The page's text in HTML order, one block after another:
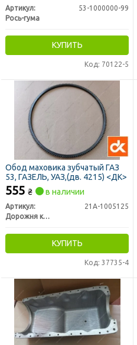
Артикул:
53-1000000-99
Рось-гума
КУПИТЬ
Код: 70122-5
Обод маховика зубчатый ГАЗ
53, ГАЗЕЛЬ, УАЗ,(дв. 4215) <ДК>
555 ₴ в наличии
Артикул:
21A-1005125
Дорожня карта
КУПИТЬ
Код: 37735-4